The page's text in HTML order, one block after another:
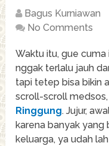
Bagus Kurniawan
No Comments
Waktu itu, gue
nggak terlalu jauh
tapi tetep bisa bikin
scroll-scroll
Ringgung. Jujur,
karena banyak yang
keluarga, ya udah